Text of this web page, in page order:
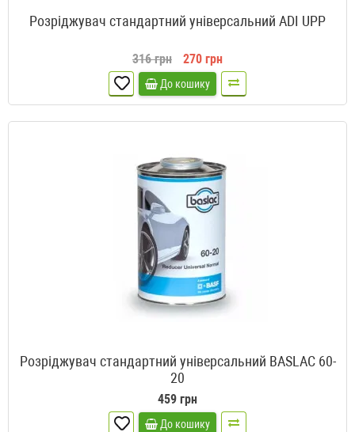
Розріджувач стандартний універсальний ADI UPP
316 грн 270 грн
До кошику
Розріджувач стандартний універсальний BASLAC 60-
20
459 грн
До кошику